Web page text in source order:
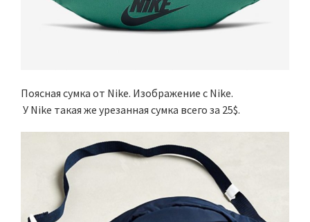
Поясная сумка от Nike. Изображение c Nike.
У Nike такая же урезанная сумка всего за 25$.